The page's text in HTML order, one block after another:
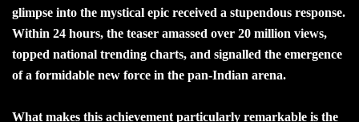
glimpse into the mystical epic received a stupendous response.
Within 24 hours, the teaser amassed over 20 million views,
topped national trending charts, and signalled the emergence
of a formidable new force in the pan-Indian arena.
What makes this achievement particularly remarkable is the